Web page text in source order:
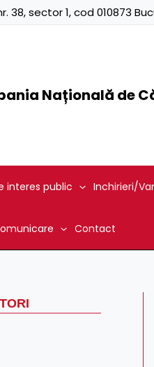
38, sector 1, cod 010873
Națională de
interes public Inchirieri/
Contact